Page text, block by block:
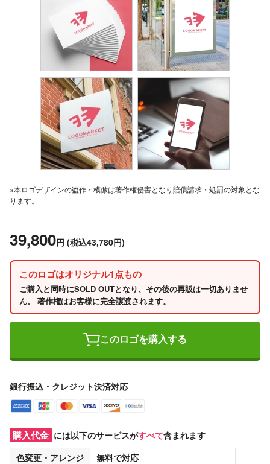
※本ロゴデザインの盗作・模倣は著作権侵害となり賠償請求・処罰の対象とな
ります。
39,800円 (税込43,780円)
このロゴはオリジナル1点もの
ご購入と同時にSOLD OUTとなり、その後の再販は一切ありませ
ん。 著作権はお客様に完全譲渡されます。
このロゴを購入する
銀行振込・クレジット決済対応
購入代金 には以下のサービスがすべて含まれます
色変更・アレンジ
無料で対応